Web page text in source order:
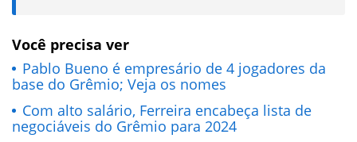
Você precisa ver
Pablo Bueno é empresário de 4 jogadores da
base do Grêmio; Veja os nomes
Com alto salário, Ferreira encabeça lista de
negociáveis do Grêmio para 2024